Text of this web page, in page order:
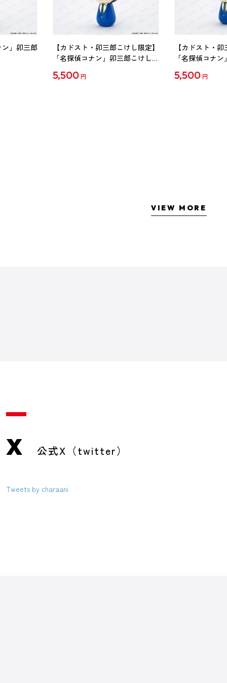
」卯三郎
【カドスト・卯三郎こけし限定】
「名探偵コナン」卯三郎こけし
5,500 円
【カドスト・
「名探偵コナ
5,500 円
VIEW MORE
X 公式X（twitter）
Tweets by charaani